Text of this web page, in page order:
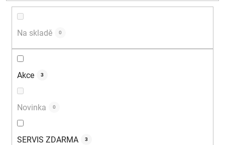
d
Na skladě 0
Akce 3
Novinka 0
SERVIS ZDARMA 3